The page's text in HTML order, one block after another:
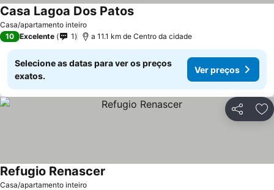
Casa/apartamento inteiro
Casa Lagoa Dos Patos
10 Excelente 1 a 11.1 km de Centro da cidade
Selecione as datas para ver os preços
exatos.
Ver preços
Partilhar
Casa/apartamento inteiro
Refugio Renascer